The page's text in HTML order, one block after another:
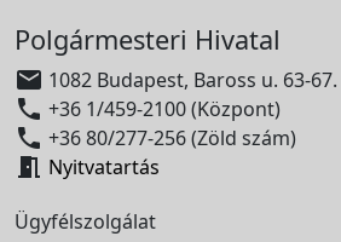
Polgármesteri Hivatal
 1082 Budapest, Baross u. 63-67.
 +36 1/459-2100 (Központ)
 +36 80/277-256 (Zöld szám)
 Nyitvatartás
Ügyfélszolgálat